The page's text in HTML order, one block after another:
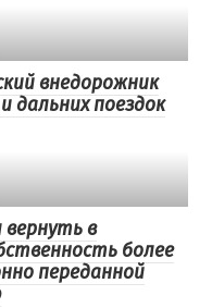
внедорожник
дальних поездок
вернуть в
более
переданной